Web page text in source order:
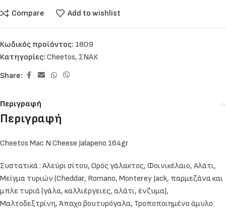
Compare
Add to wishlist
Κωδικός προϊόντος: 1809
Κατηγορίες: Cheetos, ΣΝΑΚ
Share:
Περιγραφή
Περιγραφή
Cheetos Mac N Cheese Jalapeno 164gr
Συστατικά : Αλεύρι σίτου, Ορός γάλακτος, Φοινικέλαιο, Αλάτι,
Μείγμα τυριών (Cheddar, Romano, Monterey Jack, παρμεζάνα και
μπλε τυριά (γάλα, καλλιέργειες, αλάτι, ένζυμα),
Μαλτοδεξτρίνη, Άπαχο βουτυρόγαλα, Τροποποιημένο άμυλο